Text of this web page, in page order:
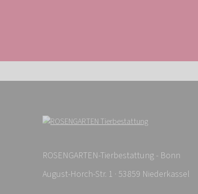
ROSENGARTEN-Tierbestattung - Bonn
August-Horch-Str. 1 · 53859 Niederkassel